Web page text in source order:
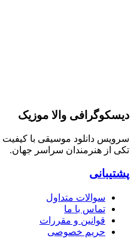
دیسکوگرافی والا موزیک
سرویس دانلود موسیقی با کیفیت
تکی از هنرمندان سراسر جهان.
پشتیبانی
سوالات متداول
تماس با ما
قوانین و مقررات
حریم خصوصی